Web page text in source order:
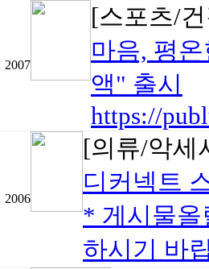
2007
[스포츠/
마음, 평
액" 출시
https://
2006
[의류/악
디커넥트
* 게시물올
하시기 바